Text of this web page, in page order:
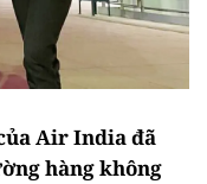
Air India đã
hàng không